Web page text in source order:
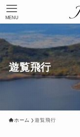
MENU
遊覧飛行
ホーム 遊覧飛行